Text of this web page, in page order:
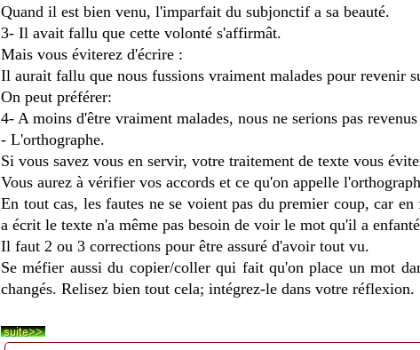
Quand il est bien venu, l'imparfait du subjonctif a sa beauté.
3- Il avait fallu que cette volonté s'affirmât.
Mais vous éviterez d'écrire :
Il aurait fallu que nous fussions vraiment malades pour revenir
On peut préférer:
4- A moins d'être vraiment malades, nous ne serions pas
- L'orthographe.
Si vous savez vous en servir, votre traitement de texte vous
Vous aurez à vérifier vos accords et ce qu'on appelle
En tout cas, les fautes ne se voient pas du premier coup, car
a écrit le texte n'a même pas besoin de voir le mot qu'il a
Il faut 2 ou 3 corrections pour être assuré d'avoir tout vu.
Se méfier aussi du copier/coller qui fait qu'on place un mot
changés. Relisez bien tout cela; intégrez-le dans votre réflexion.